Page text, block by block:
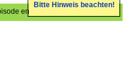
entspricht.
Bitte Hinweis beachten!